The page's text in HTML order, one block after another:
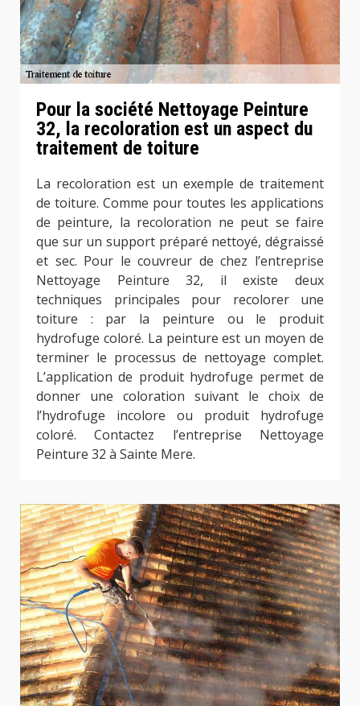
Pour la société Nettoyage Peinture
32, la recoloration est un aspect du
traitement de toiture
La recoloration est un exemple de traitement
de toiture. Comme pour toutes les applications
de peinture, la recoloration ne peut se faire
que sur un support préparé nettoyé, dégraissé
et sec. Pour le couvreur de chez l’entreprise
Nettoyage Peinture 32, il existe deux
techniques principales pour recolorer une
toiture : par la peinture ou le produit
hydrofuge coloré. La peinture est un moyen de
terminer le processus de nettoyage complet.
L’application de produit hydrofuge permet de
donner une coloration suivant le choix de
l’hydrofuge incolore ou produit hydrofuge
coloré. Contactez l’entreprise Nettoyage
Peinture 32 à Sainte Mere.